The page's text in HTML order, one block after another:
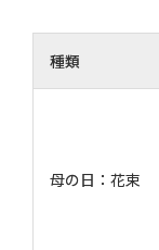
種類
母の日：花束